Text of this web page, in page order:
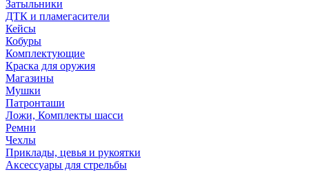
Затыльники
ДТК и пламегасители
Кейсы
Кобуры
Комплектующие
Краска для оружия
Магазины
Мушки
Патронташи
Ложи, Комплекты шасси
Ремни
Чехлы
Приклады, цевья и рукоятки
Аксессуары для стрельбы